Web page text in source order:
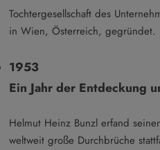
Tochtergesellschaft des
in Wien, Österreich, gegründet.
1953
Ein Jahr der Entdeckung
Helmut Heinz Bunzl erfand
weltweit große Durchbrüche